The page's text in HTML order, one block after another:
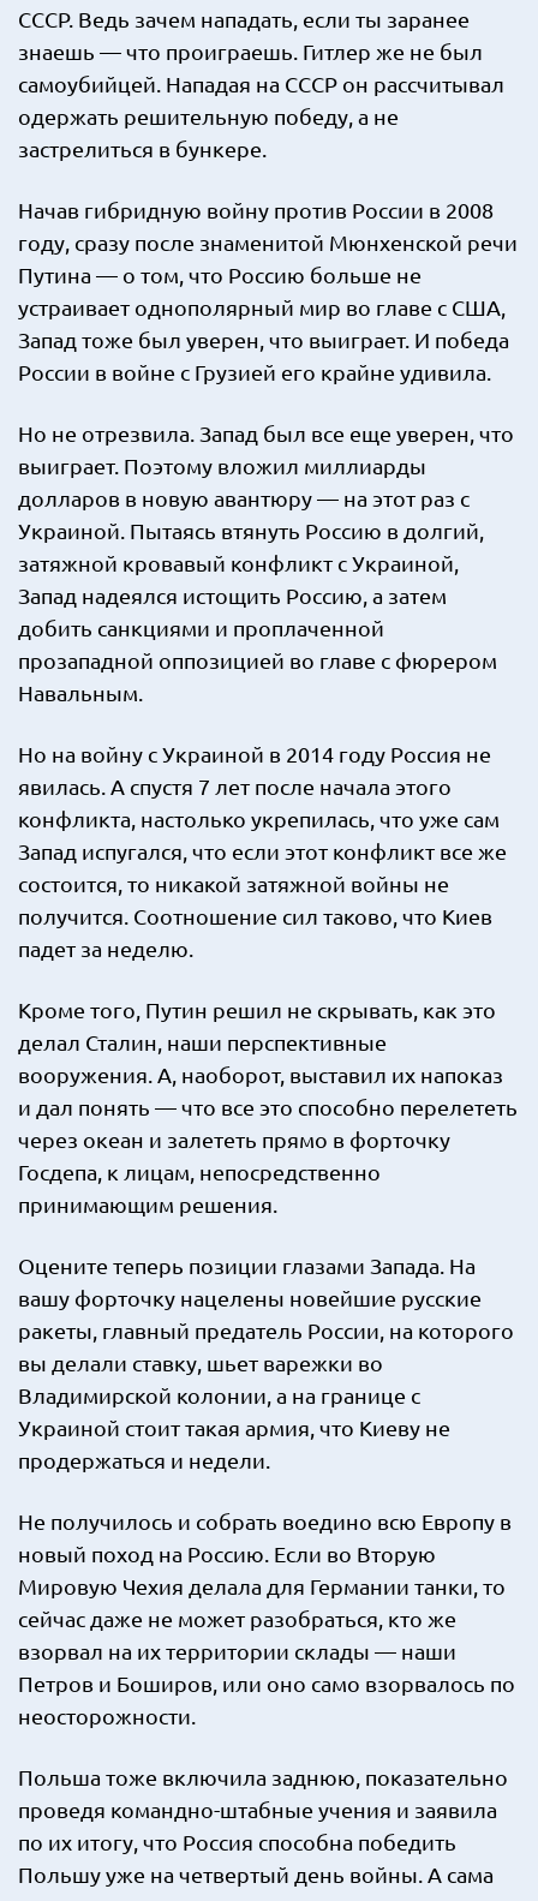
СССР. Ведь зачем нападать, если ты заранее
знаешь — что проиграешь. Гитлер же не был
самоубийцей. Нападая на СССР он рассчитывал
одержать решительную победу, а не
застрелиться в бункере.
Начав гибридную войну против России в 2008
году, сразу после знаменитой Мюнхенской речи
Путина — о том, что Россию больше не
устраивает однополярный мир во главе с США,
Запад тоже был уверен, что выиграет. И победа
России в войне с Грузией его крайне удивила.
Но не отрезвила. Запад был все еще уверен, что
выиграет. Поэтому вложил миллиарды
долларов в новую авантюру — на этот раз с
Украиной. Пытаясь втянуть Россию в долгий,
затяжной кровавый конфликт с Украиной,
Запад надеялся истощить Россию, а затем
добить санкциями и проплаченной
прозападной оппозицией во главе с фюрером
Навальным.
Но на войну с Украиной в 2014 году Россия не
явилась. А спустя 7 лет после начала этого
конфликта, настолько укрепилась, что уже сам
Запад испугался, что если этот конфликт все же
состоится, то никакой затяжной войны не
получится. Соотношение сил таково, что Киев
падет за неделю.
Кроме того, Путин решил не скрывать, как это
делал Сталин, наши перспективные
вооружения. А, наоборот, выставил их напоказ
и дал понять — что все это способно перелететь
через океан и залететь прямо в форточку
Госдепа, к лицам, непосредственно
принимающим решения.
Оцените теперь позиции глазами Запада. На
вашу форточку нацелены новейшие русские
ракеты, главный предатель России, на которого
вы делали ставку, шьет варежки во
Владимирской колонии, а на границе с
Украиной стоит такая армия, что Киеву не
продержаться и недели.
Не получилось и собрать воедино всю Европу в
новый поход на Россию. Если во Вторую
Мировую Чехия делала для Германии танки, то
сейчас даже не может разобраться, кто же
взорвал на их территории склады — наши
Петров и Боширов, или оно само взорвалось по
неосторожности.
Польша тоже включила заднюю, показательно
проведя командно-штабные учения и заявила
по их итогу, что Россия способна победить
Польшу уже на четвертый день войны. А сама